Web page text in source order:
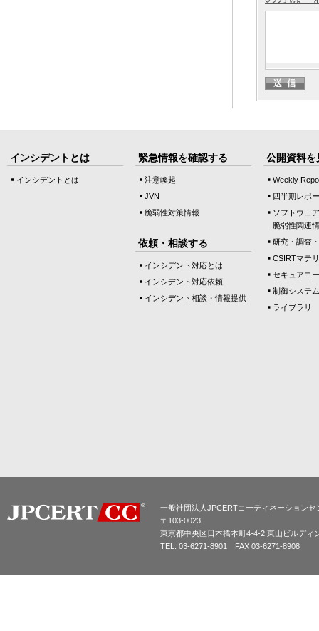
インシデントとは
インシデントとは
緊急情報を確認する
注意喚起
JVN
脆弱性対策情報
依頼・相談する
インシデント対応とは
インシデント対応依頼
インシデント相談・情報提供
公開資料を
Weekly
四半期レポ
ソフトウェ
脆弱性関連
研究・調査
CSIRTマテ
セキュアコ
制御システ
ライブラリ
一般社団法人JPCERTコーディネーションセ
〒103-0023
東京都中央区日本橋本町4-4-2 東山ビルディ
TEL: 03-6271-8901 FAX 03-6271-8908